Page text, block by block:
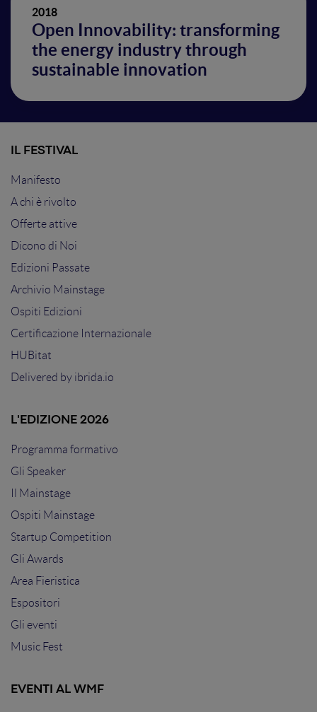
2018
Open Innovability: transforming
the energy industry through
sustainable innovation
IL FESTIVAL
Manifesto
A chi è rivolto
Offerte attive
Dicono di Noi
Edizioni Passate
Archivio Mainstage
Ospiti Edizioni
Certificazione Internazionale
HUBitat
Delivered by ibrida.io
L'EDIZIONE 2026
Programma formativo
Gli Speaker
Il Mainstage
Ospiti Mainstage
Startup Competition
Gli Awards
Area Fieristica
Espositori
Gli eventi
Music Fest
EVENTI AL WMF